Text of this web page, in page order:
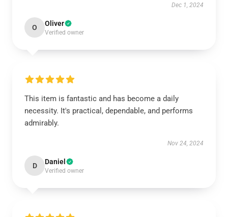
Dec 1, 2024
O Oliver
Verified owner
This item is fantastic and has become a daily
necessity. It's practical, dependable, and performs
admirably.
Nov 24, 2024
D Daniel
Verified owner